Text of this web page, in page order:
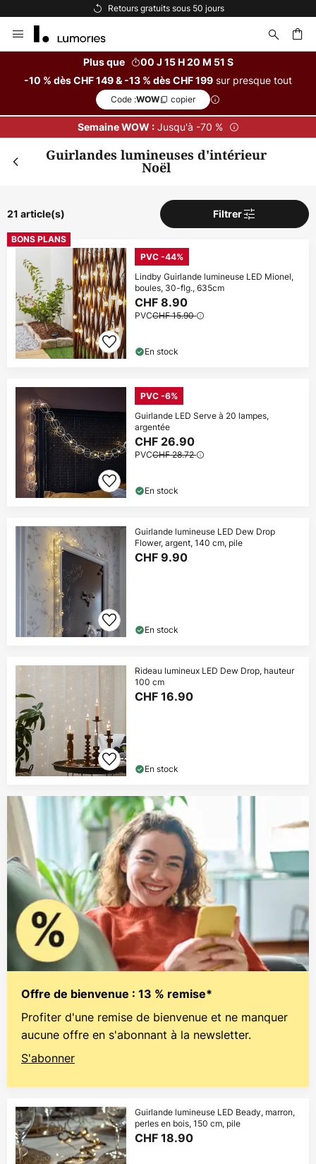
Options de paiement flexibles
Allez
au
Plus que
00 J 15 H 20 M 50 S
-10 % dès CHF 149 & -13 % dès CHF 199 sur presque tout
Code :WOW copier
Semaine WOW :Jusqu'à -70 %
Guirlandes lumineuses d'intérieur
Noël
21 article(s) Filtrer
BONS PLANS
PVC -44%
Lindby Guirlande lumineuse LED Mionel,
boules, 30-flg., 635cm
CHF 8.90
PVCCHF 15.90
En stock
PVC -6%
Guirlande LED Serve à 20 lampes,
argentée
CHF 26.90
PVCCHF 28.72
En stock
Guirlande lumineuse LED Dew Drop
Flower, argent, 140 cm, pile
CHF 9.90
En stock
Rideau lumineux LED Dew Drop, hauteur
100 cm
CHF 16.90
En stock
Offre de bienvenue : 13 % remise*
Profiter d'une remise de bienvenue et ne manquer
aucune offre en s'abonnant à la newsletter.
S'abonner
Guirlande lumineuse LED Beady, marron,
perles en bois, 150 cm, pile
CHF 18.90